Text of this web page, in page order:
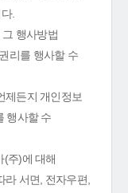
.
행사방법
리를 행사할 수
든지 개인정보
행사할 수
주)에 대해
서면, 전자우편,